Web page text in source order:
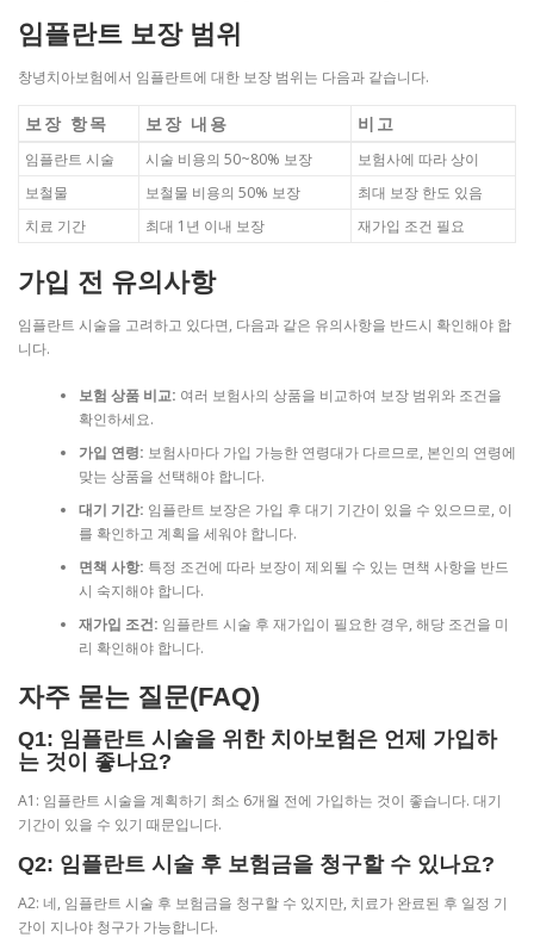
임플란트 보장 범위
창녕치아보험에서 임플란트에 대한 보장 범위는 다음과 같습니다.
보장 항목 보장 내용 비고
임플란트 시술 시술 비용의 50~80% 보장
보험사에 따라 상이
보철물
보철물 비용의 50% 보장
최대 보장 한도 있음
치료 기간
최대 1년 이내 보장 재가입 조건 필요
가입 전 유의사항
임플란트 시술을 고려하고 있다면, 다음과 같은 유의사항을 반드시 확인해야 합
니다.
보험 상품 비교: 여러 보험사의 상품을 비교하여 보장 범위와 조건을
확인하세요.
가입 연령: 보험사마다 가입 가능한 연령대가 다르므로, 본인의 연령에
맞는 상품을 선택해야 합니다.
대기 기간: 임플란트 보장은 가입 후 대기 기간이 있을 수 있으므로, 이
를 확인하고 계획을 세워야 합니다.
면책 사항: 특정 조건에 따라 보장이 제외될 수 있는 면책 사항을 반드
시 숙지해야 합니다.
재가입 조건: 임플란트 시술 후 재가입이 필요한 경우, 해당 조건을 미
리 확인해야 합니다.
자주 묻는 질문(FAQ)
Q1: 임플란트 시술을 위한 치아보험은 언제 가입하
는 것이 좋나요?
A1: 임플란트 시술을 계획하기 최소 6개월 전에 가입하는 것이 좋습니다. 대기
기간이 있을 수 있기 때문입니다.
Q2: 임플란트 시술 후 보험금을 청구할 수 있나요?
A2: 네, 임플란트 시술 후 보험금을 청구할 수 있지만, 치료가 완료된 후 일정 기
간이 지나야 청구가 가능합니다.